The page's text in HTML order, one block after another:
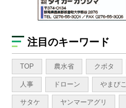
注目のキーワード
TOP 農水省 クボタ
人事 ドローン やまびこ
サタケ ヤンマーアグリ